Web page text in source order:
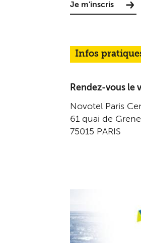
Je m'inscris
Infos
Rendez-vous le
Novotel Paris
61 quai de
75015 PARIS